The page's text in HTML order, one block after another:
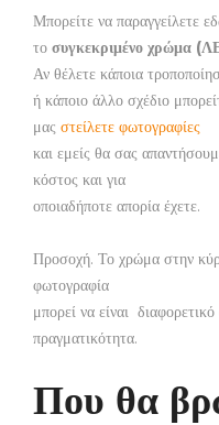
Μπορείτε να παραγγείλετε
το συγκεκριμένο χρώμα
Αν θέλετε κάποια
ή κάποιο άλλο σχέδιο
μας στείλετε φωτογραφίες
και εμείς θα σας
κόστος και για
οποιαδήποτε απορία έχετε.
Προσοχή. Το χρώμα στην
φωτογραφία
μπορεί να είναι
πραγματικότητα.
Που θα